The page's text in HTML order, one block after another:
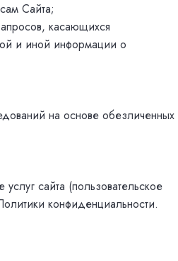
Сайта;
касающихся
и иной информации о
на основе обезличенных
сайта (пользовательское
конфиденциальности.